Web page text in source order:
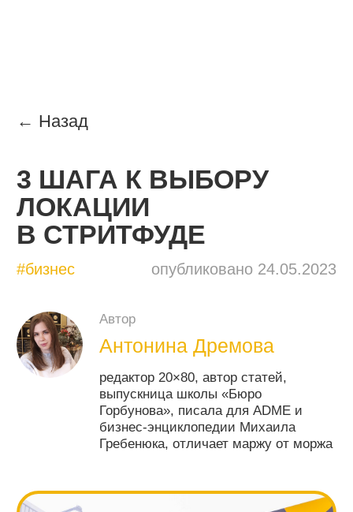
Автор
Антонина Дремова
редактор 20×80, автор статей,
выпускница школы «Бюро
Гребенюка, отличает маржу от моржа
3 ШАГА К ВЫБОРУ
В СТРИТФУДЕ
#бизнес опубликовано 24.05.2023